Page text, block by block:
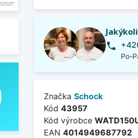
phone
Po-
Značka Schock
Kód 43957
Kód výrobce
EAN 4014949687792